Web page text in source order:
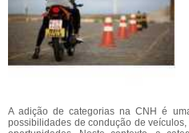
A adição de categorias na CNH é
possibilidades de condução de